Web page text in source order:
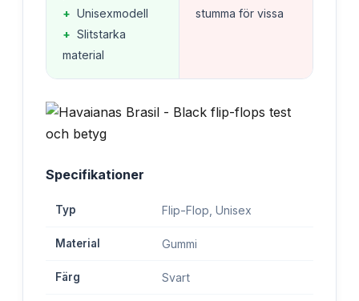
+ Unisexmodell
+ Slitstarka
material
stumma för vissa
Specifikationer
Typ Flip-Flop, Unisex
Material Gummi
Färg Svart